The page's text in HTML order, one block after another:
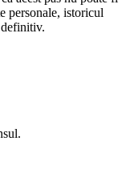
personale, istoricul